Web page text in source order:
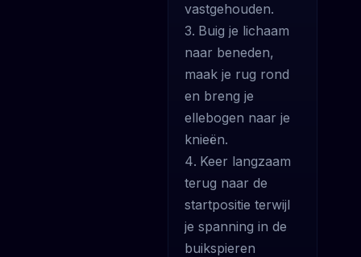
vastgehouden.
Buig je lichaam
naar beneden,
maak je rug rond
en breng je
ellebogen naar je
knieën.
Keer langzaam
terug naar de
startpositie terwijl
je spanning in de
buikspieren